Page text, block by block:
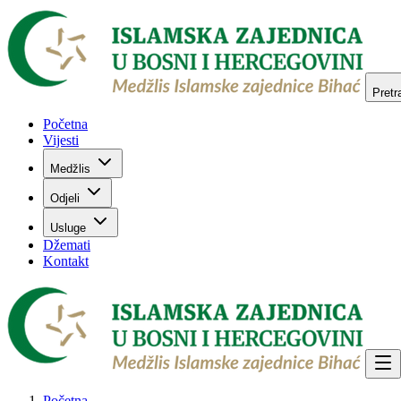
Početna
Vijesti
Medžlis
Odjeli
Usluge
Džemati
Kontakt